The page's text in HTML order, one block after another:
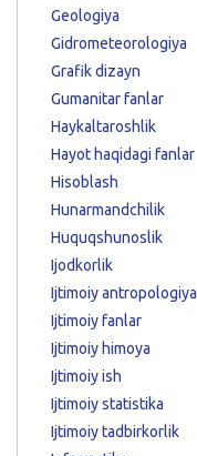
Geologiya
Gidrometeorologiya
Grafik dizayn
Gumanitar fanlar
Haykaltaroshlik
Hayot haqidagi fanlar
Hisoblash
Hunarmandchilik
Huquqshunoslik
Ijodkorlik
Ijtimoiy antropologiya
Ijtimoiy fanlar
Ijtimoiy himoya
Ijtimoiy ish
Ijtimoiy statistika
Ijtimoiy tadbirkorlik